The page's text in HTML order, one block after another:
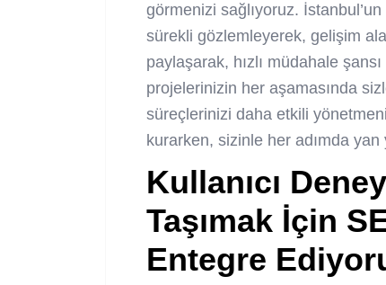
görmenizi sağlıyoruz.
sürekli gözlemleyerek, gelişim
paylaşarak, hızlı müdahale
projelerinizin her aşamasında
süreçlerinizi daha etkili
kurarken, sizinle her adımda
Kullanıcı
Taşımak İçin
Entegre